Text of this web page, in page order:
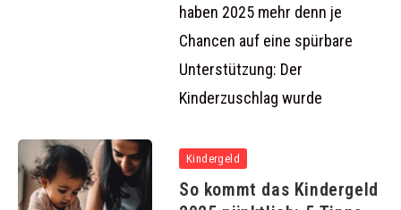
haben 2025 mehr denn je
Chancen auf eine spürbare
Unterstützung: Der
Kinderzuschlag wurde
Kindergeld
So kommt das Kindergeld